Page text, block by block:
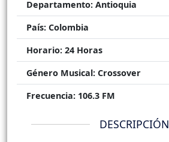
Departamento: Antioquia
País: Colombia
Horario: 24 Horas
Género Musical: Crossover
Frecuencia: 106.3 FM
DESCRIPCIÓN